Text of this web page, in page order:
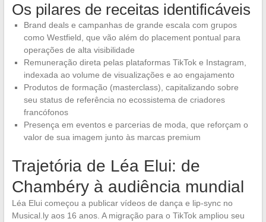
Os pilares de receitas identificáveis
Brand deals e campanhas de grande escala com grupos
como Westfield, que vão além do placement pontual para
operações de alta visibilidade
Remuneração direta pelas plataformas TikTok e Instagram,
indexada ao volume de visualizações e ao engajamento
Produtos de formação (masterclass), capitalizando sobre
seu status de referência no ecossistema de criadores
francófonos
Presença em eventos e parcerias de moda, que reforçam o
valor de sua imagem junto às marcas premium
Trajetória de Léa Elui: de
Chambéry à audiência mundial
Léa Elui começou a publicar vídeos de dança e lip-sync no
Musical.ly aos 16 anos. A migração para o TikTok ampliou seu